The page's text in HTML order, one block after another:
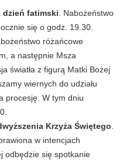
dzień fatimski . Nabożeństwo
się o godz. 19.30.
różańcowe
a następnie Msza
światła z figurą Matki Bożej
wiernych do udziału
procesję. W tym dniu
Krzyża Świętego
w intencjach
odbędzie się spotkanie